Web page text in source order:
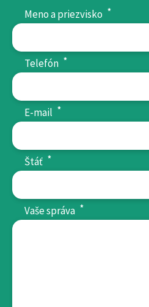
Meno a priezvisko *
Telefón *
E-mail *
Štáť *
Vaše správa *